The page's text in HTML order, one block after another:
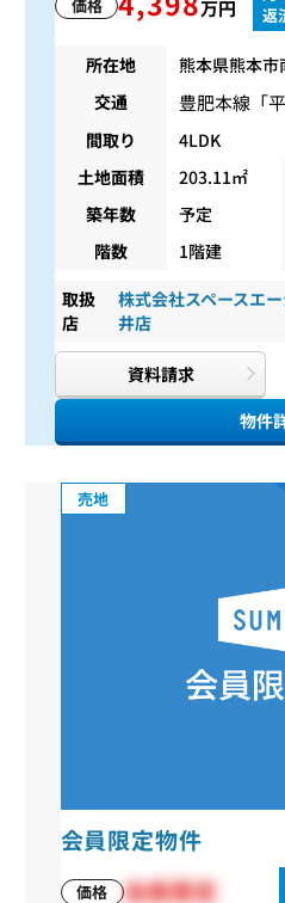
価格 万円
返
所在地
熊本県熊本市
交通
豊肥本線 「
間取り
4LDK
土地面積
203.11㎡
築年数
予定
階数
1階建
取扱
店
株式会社スペースエ
井店
資料請求
物件
売地
会員限定物件
価格 会員限定